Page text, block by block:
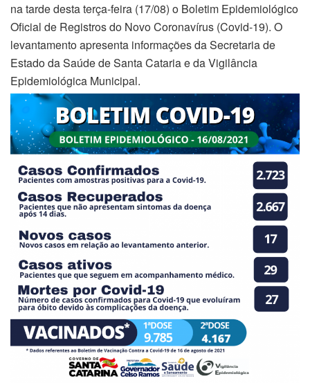
na tarde desta terça-feira (17/08) o Boletim Epidemiológico
Oficial de Registros do Novo Coronavírus (Covid-19). O
levantamento apresenta informações da Secretaria de
Estado da Saúde de Santa Cataria e da Vigilância
Epidemiológica Municipal.